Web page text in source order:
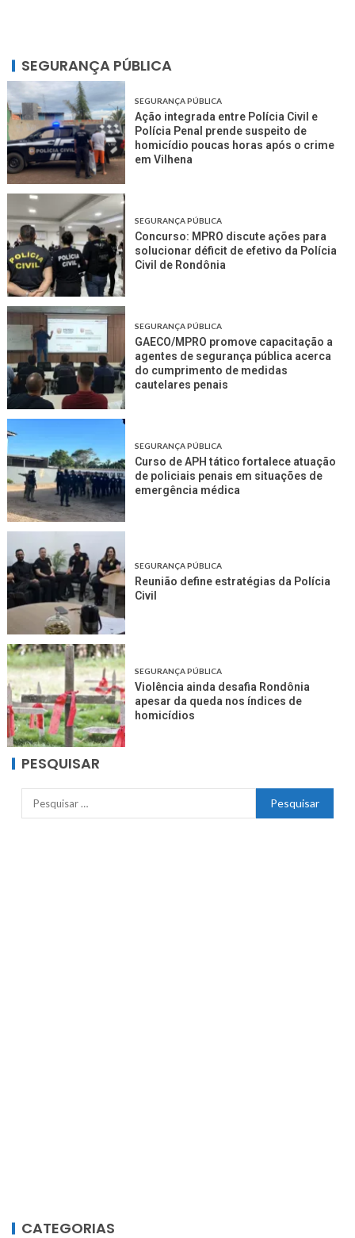
SEGURANÇA PÚBLICA
SEGURANÇA PÚBLICA
Ação integrada entre Polícia Civil e
Polícia Penal prende suspeito de
homicídio poucas horas após o crime
em Vilhena
SEGURANÇA PÚBLICA
Concurso: MPRO discute ações para
solucionar déficit de efetivo da Polícia
Civil de Rondônia
SEGURANÇA PÚBLICA
GAECO/MPRO promove capacitação a
agentes de segurança pública acerca
do cumprimento de medidas
cautelares penais
SEGURANÇA PÚBLICA
Curso de APH tático fortalece atuação
de policiais penais em situações de
emergência médica
SEGURANÇA PÚBLICA
Reunião define estratégias da Polícia
Civil
SEGURANÇA PÚBLICA
Violência ainda desafia Rondônia
apesar da queda nos índices de
homicídios
PESQUISAR
CATEGORIAS